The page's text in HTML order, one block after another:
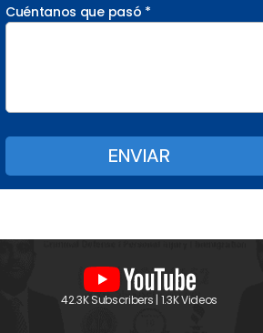
Cuéntanos que pasó *
42.3K Subscribers | 1.3K Videos